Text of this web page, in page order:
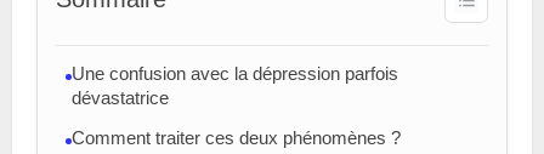
Une confusion avec la dépression parfois
dévastatrice
Comment traiter ces deux phénomènes ?